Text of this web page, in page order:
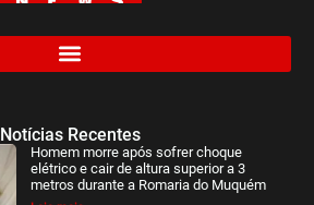
Notícias Recentes
Homem morre após sofrer choque
elétrico e cair de altura superior a 3
metros durante a Romaria do Muquém